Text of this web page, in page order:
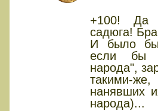
+100! Да
садюга!
И было бы
если бы
народа",
такими-
нанявших
народа)...